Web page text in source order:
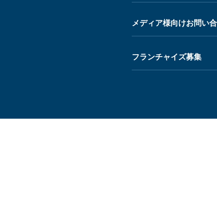
メディア様向けお問い
フランチャイズ募集